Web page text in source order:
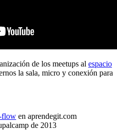
de los meetups al espacio
la sala, micro y conexión para
flow en aprendegit.com
de 2013